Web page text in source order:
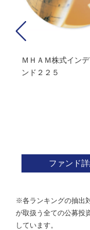
ＭＨＡＭ株式イン
ンド２２５
ファンド
※各ランキングの抽出
が取扱う全ての公募投
しています。